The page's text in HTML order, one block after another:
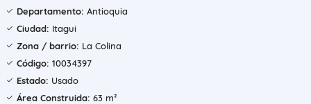
Departamento: Antioquia
Ciudad: Itagui
Zona / barrio: La Colina
Código: 10034397
Estado: Usado
Área Construida: 63 m²